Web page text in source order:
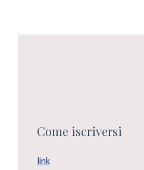
Come iscriversi
link